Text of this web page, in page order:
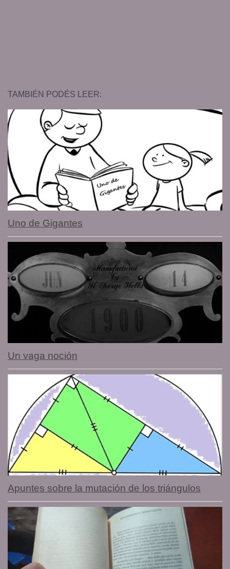
TAMBIÉN PODÉS LEER:
Uno de Gigantes
Un vaga noción
Apuntes sobre la mutación de los triángulos